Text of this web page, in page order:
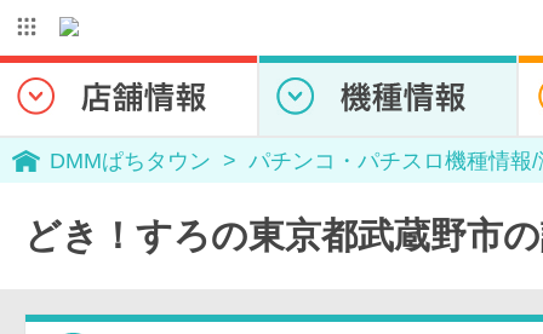
DMMぱちタウン パチンコ・パチスロ機種情報
どき！すろの東京都武蔵野市